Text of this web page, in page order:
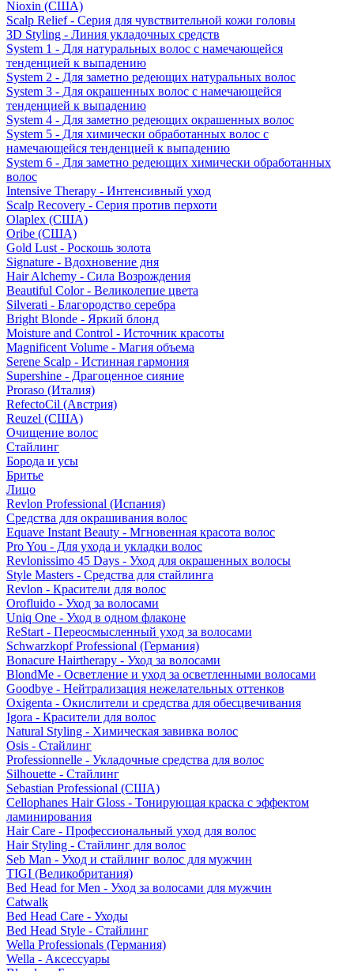
Nioxin (США)
Scalp Relief - Серия для чувствительной кожи головы
3D Styling - Линия укладочных средств
System 1 - Для натуральных волос с намечающейся
тенденцией к выпадению
System 2 - Для заметно редеющих натуральных волос
System 3 - Для окрашенных волос с намечающейся
тенденцией к выпадению
System 4 - Для заметно редеющих окрашенных волос
System 5 - Для химически обработанных волос с
намечающейся тенденцией к выпадению
System 6 - Для заметно редеющих химически обработанных
волос
Intensive Therapy - Интенсивный уход
Scalp Recovery - Серия против перхоти
Olaplex (США)
Oribe (США)
Gold Lust - Роскошь золота
Signature - Вдохновение дня
Hair Alchemy - Сила Возрождения
Beautiful Color - Великолепие цвета
Silverati - Благородство серебра
Bright Blonde - Яркий блонд
Moisture and Control - Источник красоты
Magnificent Volume - Магия объема
Serene Scalp - Истинная гармония
Supershine - Драгоценное сияние
Proraso (Италия)
RefectoCil (Австрия)
Reuzel (США)
Очищение волос
Стайлинг
Борода и усы
Бритье
Лицо
Revlon Professional (Испания)
Средства для окрашивания волос
Equave Instant Beauty - Мгновенная красота волос
Pro You - Для ухода и укладки волос
Revlonissimo 45 Days - Уход для окрашенных волосы
Style Masters - Средства для стайлинга
Revlon - Красители для волос
Orofluido - Уход за волосами
Uniq One - Уход в одном флаконе
ReStart - Переосмысленный уход за волосами
Schwarzkopf Professional (Германия)
Bonacure Hairtherapy - Уход за волосами
BlondMe - Осветление и уход за осветленными волосами
Goodbye - Нейтрализация нежелательных оттенков
Oxigenta - Окислители и средства для обесцвечивания
Igora - Красители для волос
Natural Styling - Химическая завивка волос
Osis - Стайлинг
Professionnelle - Укладочные средства для волос
Silhouette - Стайлинг
Sebastian Professional (США)
Cellophanes Hair Gloss - Тонирующая краска с эффектом
ламинирования
Hair Care - Профессиональный уход для волос
Hair Styling - Стайлинг для волос
Seb Man - Уход и стайлинг волос для мужчин
TIGI (Великобритания)
Bed Head for Men - Уход за волосами для мужчин
Catwalk
Bed Head Care - Уходы
Bed Head Style - Стайлинг
Wella Professionals (Германия)
Wella - Аксессуары